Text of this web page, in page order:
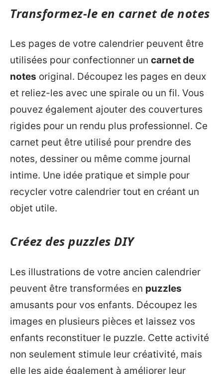
Transformez-le en carnet de notes
Les pages de votre calendrier peuvent être
utilisées pour confectionner un carnet de
notes original. Découpez les pages en deux
et reliez-les avec une spirale ou un fil. Vous
pouvez également ajouter des couvertures
rigides pour un rendu plus professionnel. Ce
carnet peut être utilisé pour prendre des
notes, dessiner ou même comme journal
intime. Une idée pratique et simple pour
recycler votre calendrier tout en créant un
objet utile.
Créez des puzzles DIY
Les illustrations de votre ancien calendrier
peuvent être transformées en puzzles
amusants pour vos enfants. Découpez les
images en plusieurs pièces et laissez vos
enfants reconstituer le puzzle. Cette activité
non seulement stimule leur créativité, mais
elle les aide également à améliorer leur